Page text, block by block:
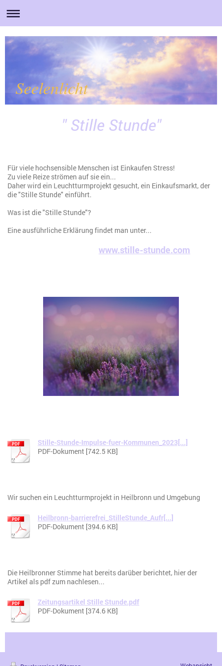
Seelenlicht
" Stille Stunde"
Für viele hochsensible Menschen ist Einkaufen Stress!
Zu viele Reize strömen auf sie ein...
Daher wird ein Leuchtturmprojekt gesucht, ein Einkaufsmarkt, der
die "Stille Stunde" einführt.
Was ist die "Stille Stunde"?
Eine ausführliche Erklärung findet man unter...
www.stille-stunde.com
Stille-Stunde-Impulse-fuer-Kommunen_2023[...]
PDF-Dokument [742.5 KB]
Wir suchen ein Leuchtturmprojekt in Heilbronn und Umgebung
Heilbronn-barrierefrei_StilleStunde_Aufr[...]
PDF-Dokument [394.6 KB]
Die Heilbronner Stimme hat bereits darüber berichtet, hier der
Artikel als pdf zum nachlesen...
Zeitungsartikel Stille Stunde.pdf
PDF-Dokument [374.6 KB]